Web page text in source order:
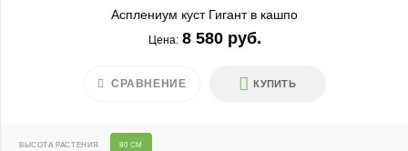
Асплениум куст Гигант в кашпо
Цена: 8 580 руб.
КУПИТЬ
СРАВНЕНИЕ
ВЫСОТА РАСТЕНИЯ 80 СМ